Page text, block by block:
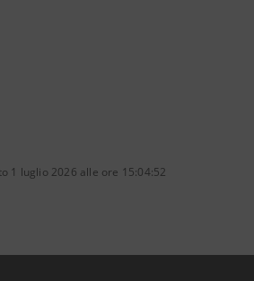
1 luglio 2026 alle ore 15:04:52